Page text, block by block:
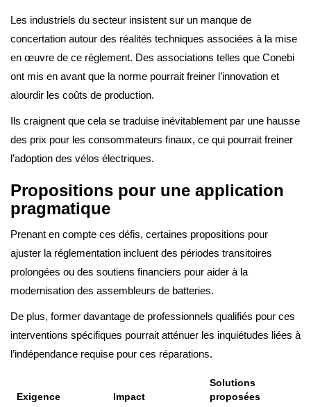
Les industriels du secteur insistent sur un manque de
concertation autour des réalités techniques associées à la mise
en œuvre de ce règlement. Des associations telles que Conebi
ont mis en avant que la norme pourrait freiner l’innovation et
alourdir les coûts de production.
Ils craignent que cela se traduise inévitablement par une hausse
des prix pour les consommateurs finaux, ce qui pourrait freiner
l’adoption des vélos électriques.
Propositions pour une application
pragmatique
Prenant en compte ces défis, certaines propositions pour
ajuster la réglementation incluent des périodes transitoires
prolongées ou des soutiens financiers pour aider à la
modernisation des assembleurs de batteries.
De plus, former davantage de professionnels qualifiés pour ces
interventions spécifiques pourrait atténuer les inquiétudes liées à
l’indépendance requise pour ces réparations.
Exigence Impact
Solutions
proposées